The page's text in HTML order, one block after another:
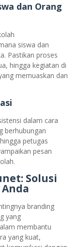
dan Orang
siswa dan
Pastikan proses
hingga kegiatan di
memuaskan dan
dalam cara
berhubungan
petugas
pesan
Solusi
branding
yang
membantu
yang kuat,